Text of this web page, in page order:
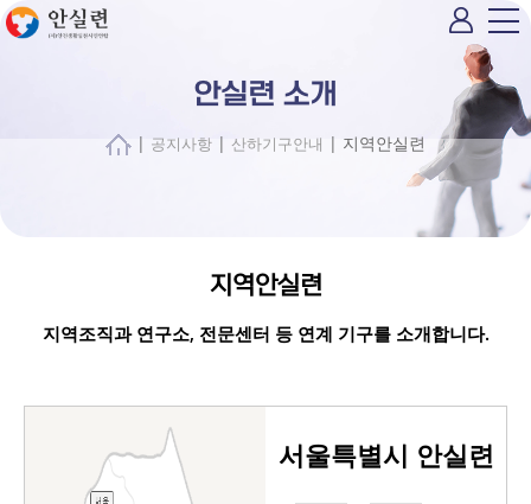
안실련 소개
| 공지사항 | 산하기구안내 | 지역안실련
지역안실련
지역조직과 연구소, 전문센터 등 연계 기구를 소개합니다.
서울특별시 안실련